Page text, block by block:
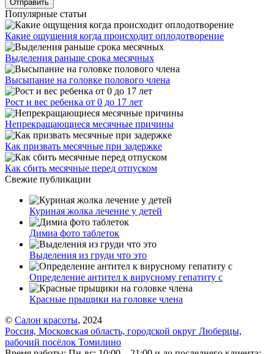
Популярные статьи
Какие ощущения когда происходит оплодотворение
Выделения раньше срока месячных
Высыпание на головке полового члена
Рост и вес ребенка от 0 до 17 лет
Непрекращающиеся месячные причины
Как призвать месячные при задержке
Как сбить месячные перед отпуском
Свежие публикации
Куриная жолка лечение у детей
Димиа фото таблеток
Выделения из груди что это
Определение антител к вирусному гепатиту с
Красные прыщики на головке члена
© Салон красоты, 2024
Россия, Московская область, городской округ Люберцы,
рабочий посёлок Томилино